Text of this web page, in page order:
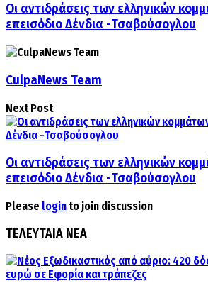
Οι αντιδράσεις των ελληνικών
επεισόδιο Δένδια -Τσαβούσογλου
CulpaNews Team
Next Post
Οι αντιδράσεις των ελληνικών
επεισόδιο Δένδια -Τσαβούσογλου
Please login to join discussion
ΤΕΛΕΥΤΑΙΑ ΝΕΑ